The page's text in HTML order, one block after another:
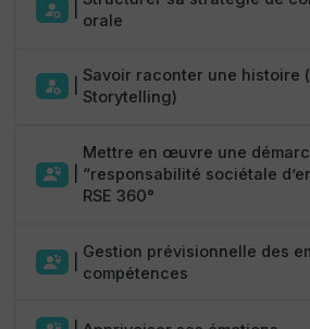
orale
Savoir raconter une histoire
Storytelling)
Mettre en œuvre une
“responsabilité sociétale
RSE 360°
Gestion prévisionnelle des
compétences